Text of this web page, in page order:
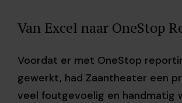
Van Excel naar OneStop
Voordat er met OneStop
gewerkt, had Zaantheater een
veel foutgevoelig en handmatig